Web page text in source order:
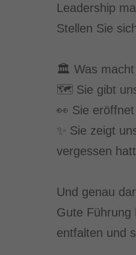
Leadership
Stellen Sie
🏛️ Was macht
🗺️ Sie gibt
👀 Sie
✨ Sie zeigt
vergessen
Und genau
Gute Führung
entfalten und